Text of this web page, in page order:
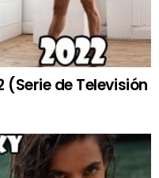
(Serie de Televisión